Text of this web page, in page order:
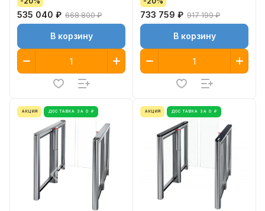
535 040 ₽ 668 800 ₽
В корзину
733 759 ₽ 917 199 ₽
В корзину
АКЦИЯ ДОСТАВКА ЗА 0 ₽ АКЦИЯ ДОСТАВКА ЗА 0 ₽